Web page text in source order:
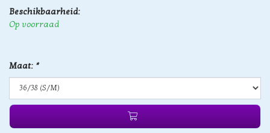
Beschikbaarheid:
Op voorraad
Maat: *